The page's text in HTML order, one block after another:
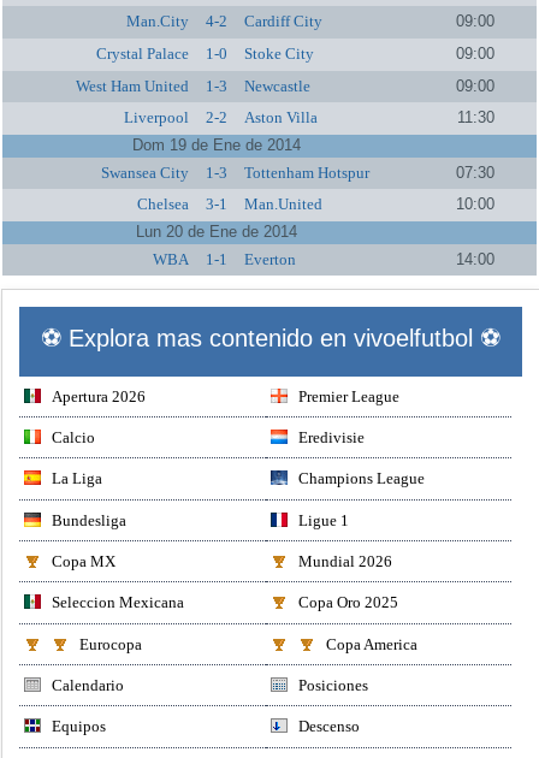
Man.City
4-2 Cardiff City
09:00
Crystal Palace
1-0 Stoke City
09:00
West Ham United
1-3 Newcastle
09:00
Liverpool
2-2 Aston Villa
11:30
Dom 19 de Ene de 2014
Swansea City
1-3 Tottenham Hotspur
07:30
Chelsea
3-1 Man.United
10:00
Lun 20 de Ene de 2014
WBA
1-1 Everton 14:00
⚽ Explora mas contenido en vivoelfutbol ⚽
Apertura 2026 Premier League
Calcio Eredivisie
La Liga Champions League
Bundesliga Ligue 1
Copa MX Mundial 2026
Seleccion Mexicana Copa Oro 2025
Eurocopa Copa America
Calendario Posiciones
Equipos Descenso